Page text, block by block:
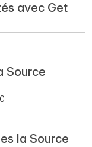
avec Get
Source
la Source